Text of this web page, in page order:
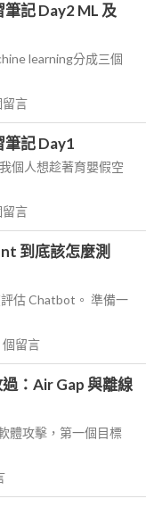
記 Day2 ML 及
learning分成三個
留言
記 Day1
個人想趁著育嬰假空
留言
到底該怎麼測
估 Chatbot。 準備一
個留言
：Air Gap 與離線
體攻擊，第一個目標